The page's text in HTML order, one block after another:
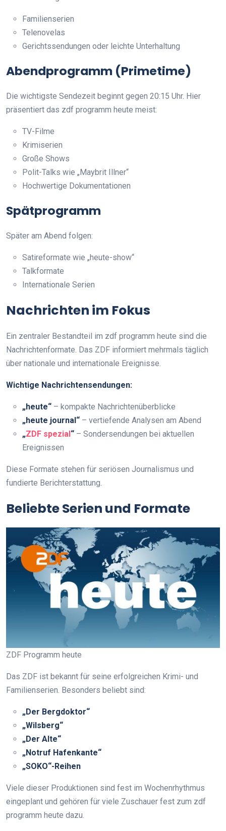
Familienserien
Telenovelas
Gerichtssendungen oder leichte Unterhaltung
Abendprogramm (Primetime)
Die wichtigste Sendezeit beginnt gegen 20:15 Uhr. Hier
präsentiert das zdf programm heute meist:
TV-Filme
Krimiserien
Große Shows
Polit-Talks wie „Maybrit Illner“
Hochwertige Dokumentationen
Spätprogramm
Später am Abend folgen:
Satireformate wie „heute-show“
Talkformate
Internationale Serien
Nachrichten im Fokus
Ein zentraler Bestandteil im zdf programm heute sind die
Nachrichtenformate. Das ZDF informiert mehrmals täglich
über nationale und internationale Ereignisse.
Wichtige Nachrichtensendungen:
„heute“ – kompakte Nachrichtenüberblicke
„heute journal“ – vertiefende Analysen am Abend
„ZDF spezial “ – Sondersendungen bei aktuellen
Ereignissen
Diese Formate stehen für seriösen Journalismus und
fundierte Berichterstattung.
Beliebte Serien und Formate
ZDF Programm heute
Das ZDF ist bekannt für seine erfolgreichen Krimi- und
Familienserien. Besonders beliebt sind:
„Der Bergdoktor“
„Wilsberg“
„Der Alte“
„Notruf Hafenkante“
„SOKO“-Reihen
Viele dieser Produktionen sind fest im Wochenrhythmus
eingeplant und gehören für viele Zuschauer fest zum zdf
programm heute dazu.